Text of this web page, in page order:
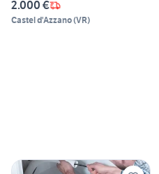
2.000 €
Castel d'Azzano(VR)